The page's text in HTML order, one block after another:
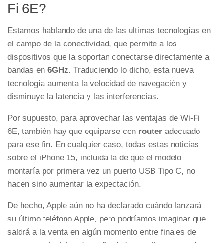
Fi 6E?
Estamos hablando de una de las últimas tecnologías en
el campo de la conectividad, que permite a los
dispositivos que la soportan conectarse directamente a
bandas en 6GHz. Traduciendo lo dicho, esta nueva
tecnología aumenta la velocidad de navegación y
disminuye la latencia y las interferencias.
Por supuesto, para aprovechar las ventajas de Wi-Fi
6E, también hay que equiparse con router adecuado
para ese fin. En cualquier caso, todas estas noticias
sobre el iPhone 15, incluida la de que el modelo
montaría por primera vez un puerto USB Tipo C, no
hacen sino aumentar la expectación.
De hecho, Apple aún no ha declarado cuándo lanzará
su último teléfono Apple, pero podríamos imaginar que
saldrá a la venta en algún momento entre finales de